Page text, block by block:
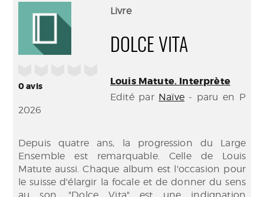
0avis
Livre
DOLCE VITA
Louis Matute. Interprète
Edité par Naïve- paru en P
2026
Depuis quatre ans, la progression du Large
Ensemble est remarquable. Celle de Louis
Matute aussi. Chaque album est l'occasion pour
le suisse d'élargir la focale et de donner du sens